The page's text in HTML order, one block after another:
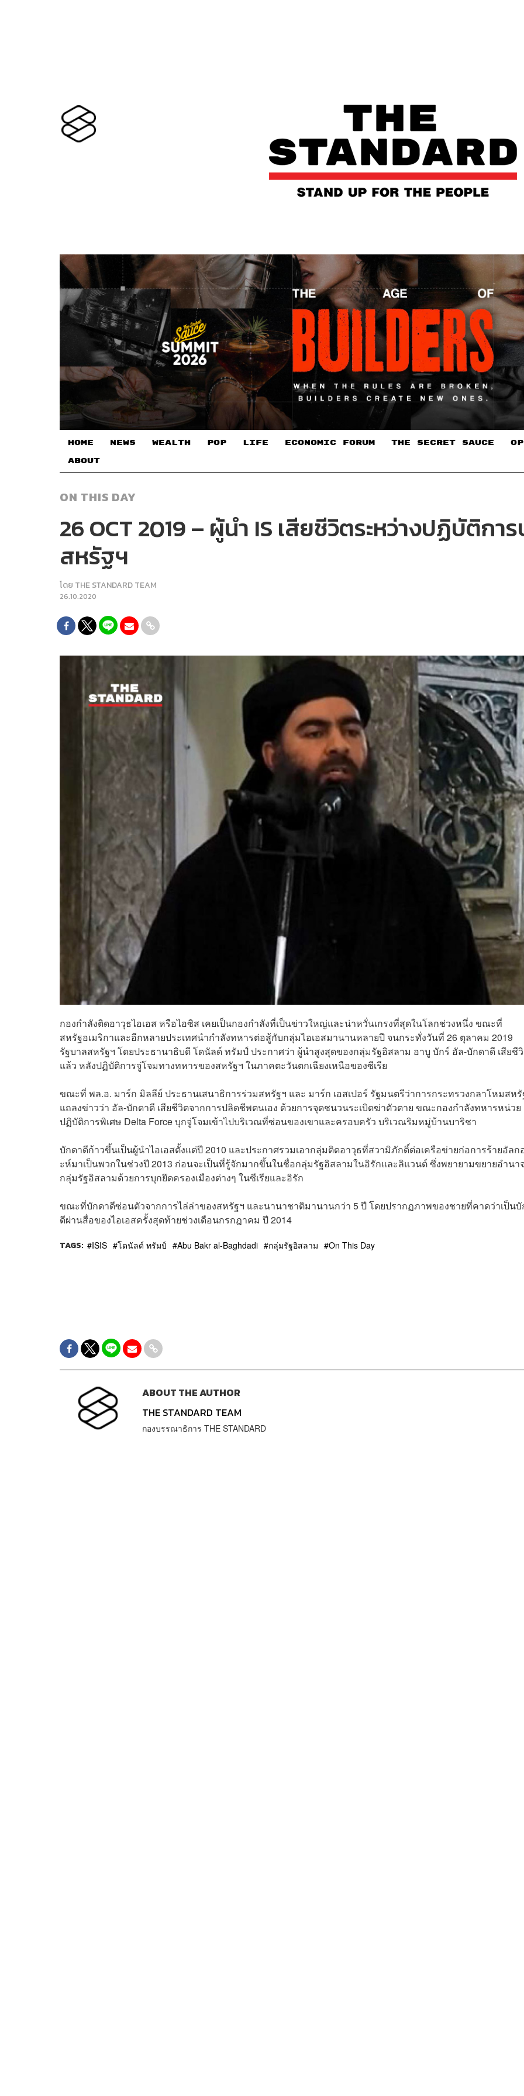
HOME NEWS WEALTH POP LIFE ECONOMIC FORUM THE SECRET SAUCE​
ABOUT
ON THIS DAY
26 OCT 2019 – ผู้นำ IS เสียชีวิตระหว่างปฏิบัติก
สหรัฐฯ
โดย THE STANDARD TEAM
26.10.2020
กองกำลังติดอาวุธไอเอส หรือไอซิส เคยเป็นกองกำลังที่เป็นข่าวใหญ่และน่าหวั่นเกรงที่สุดในโลกช่วงหนึ่ง ขณะที่
สหรัฐอเมริกาและอีกหลายประเทศนำกำลังทหารต่อสู้กับกลุ่มไอเอสมานานหลายปี จนกระทั่งวันที่ 26 ตุลาคม 2019
รัฐบาลสหรัฐฯ โดยประธานาธิบดี โดนัลด์ ทรัมป์ ประกาศว่า ผู้นำสูงสุดของกลุ่มรัฐอิสลาม อาบู บักร์ อัล-บักดาดี เสียชี
แล้ว หลังปฏิบัติการจู่โจมทางทหารของสหรัฐฯ ในภาคตะวันตกเฉียงเหนือของซีเรีย
ขณะที่ พล.อ. มาร์ก มิลลีย์ ประธานเสนาธิการร่วมสหรัฐฯ และ มาร์ก เอสเปอร์ รัฐมนตรีว่าการกระทรวงกลาโหมสหรั
แถลงข่าวว่า อัล-บักดาดี เสียชีวิตจากการปลิดชีพตนเอง ด้วยการจุดชนวนระเบิดฆ่าตัวตาย ขณะกองกำลังทหารหน่วย
ปฏิบัติการพิเศษ Delta Force บุกจู่โจมเข้าไปบริเวณที่ซ่อนของเขาและครอบครัว บริเวณริมหมู่บ้านบาริชา
บักดาดีก้าวขึ้นเป็นผู้นำไอเอสตั้งแต่ปี 2010 และประกาศรวมเอากลุ่มติดอาวุธที่สวามิภักดิ์ต่อเครือข่ายก่อการร้ายอัลก
ะห์มาเป็นพวกในช่วงปี 2013 ก่อนจะเป็นที่รู้จักมากขึ้นในชื่อกลุ่มรัฐอิสลามในอิรักและลิแวนต์ ซึ่งพยายามขยายอำนาจ
กลุ่มรัฐอิสลามด้วยการบุกยึดครองเมืองต่างๆ ในซีเรียและอิรัก
ขณะที่บักดาดีซ่อนตัวจากการไล่ล่าของสหรัฐฯ และนานาชาติมานานกว่า 5 ปี โดยปรากฏภาพของชายที่คาดว่าเป็นบั
ดีผ่านสื่อของไอเอสครั้งสุดท้ายช่วงเดือนกรกฎาคม ปี 2014
TAGS: ISIS โดนัลด์ ทรัมป์ Abu Bakr al-Baghdadi กลุ่มรัฐอิสลาม On This Day
ABOUT THE AUTHOR
THE STANDARD TEAM
กองบรรณาธิการ THE STANDARD